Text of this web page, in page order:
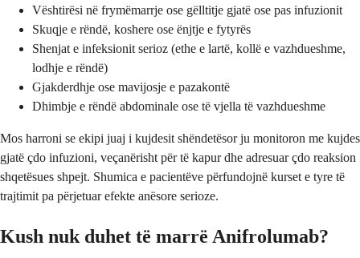
Vështirësi në frymëmarrje ose gëlltitje gjatë ose pas infuzionit
Skuqje e rëndë, koshere ose ënjtje e fytyrës
Shenjat e infeksionit serioz (ethe e lartë, kollë e vazhdueshme,
lodhje e rëndë)
Gjakderdhje ose mavijosje e pazakontë
Dhimbje e rëndë abdominale ose të vjella të vazhdueshme
Mos harroni se ekipi juaj i kujdesit shëndetësor ju monitoron me kujdes
gjatë çdo infuzioni, veçanërisht për të kapur dhe adresuar çdo reaksion
shqetësues shpejt. Shumica e pacientëve përfundojnë kurset e tyre të
trajtimit pa përjetuar efekte anësore serioze.
Kush nuk duhet të marrë Anifrolumab?